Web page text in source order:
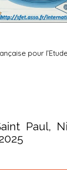
pour
Paul,